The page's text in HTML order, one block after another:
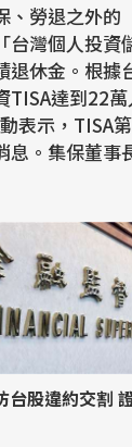
、勞退之外的
台灣個人投資
退休金。根據
TISA達到22
表示，TISA
息。集保董事